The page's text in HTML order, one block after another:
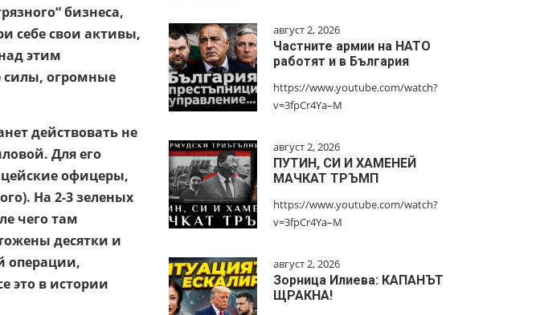
бизнеса,
себе свои активы,
этим
силы, огромные
действовать не
Для его
офицеры,
На 2-3 зеленых
чего там
десятки и
операции,
это в истории
август 2, 2026
Частните армии на НАТО
работят и в България
https://www.youtube.com/watch?
v=3fpCr4Ya–M
август 2, 2026
ПУТИН, СИ И ХАМЕНЕЙ
МАЧКАТ ТРЪМП
https://www.youtube.com/watch?
v=3fpCr4Ya–M
август 2, 2026
Зорница Илиева: КАПАНЪТ
ЩРАКНА!